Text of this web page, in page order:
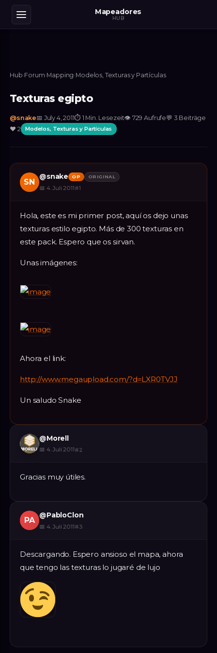
Mapeadores
HUB
Hub›Forum›Mapping›Modelos, Texturas y Partículas
Texturas egipto
@snake📅 July 4, 2011⏱ 1 Min. Lesezeit👁 729 Aufrufe💬 3 Beiträge
❤️ 2 Modelos, Texturas y Partículas
SN
@snake OP ORIGINAL
📅 4. Juli 2011#1
Hola, este es mi primer post, aquí os dejo unas
texturas estilo egipto. Más de 300 texturas en
este pack. Espero que os sirvan.
Unas imágenes:
Ahora el link:
http://www.megaupload.com/?d=LXR0TVJJ
Un saludo Snake
@Morell
📅 4. Juli 2011#2
Gracias muy útiles.
PA
@PabloClon
📅 4. Juli 2011#3
Descargando. Espero ansioso el mapa, ahora
que tengo las texturas lo jugaré de lujo